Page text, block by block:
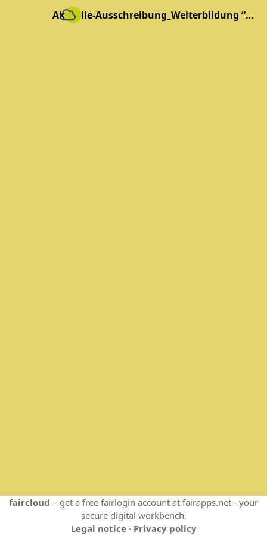
Aktuelle-Ausschreibung_Weiterbildung “Demokratieverstärkerinnen”_NaturFreunde-LV-Brandenburg.pdf
faircloud – get a free fairlogin account at fairapps.net - your
secure digital workbench.
Legal notice· Privacy policy